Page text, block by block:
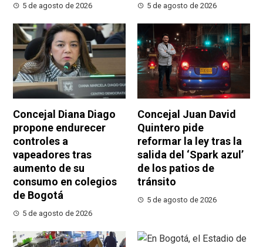
5 de agosto de 2026 5 de agosto de 2026
Concejal Diana Diago
propone endurecer
controles a
vapeadores tras
aumento de su
consumo en colegios
de Bogotá
5 de agosto de 2026
Concejal Juan David
Quintero pide
reformar la ley tras la
salida del ‘Spark azul’
de los patios de
tránsito
5 de agosto de 2026